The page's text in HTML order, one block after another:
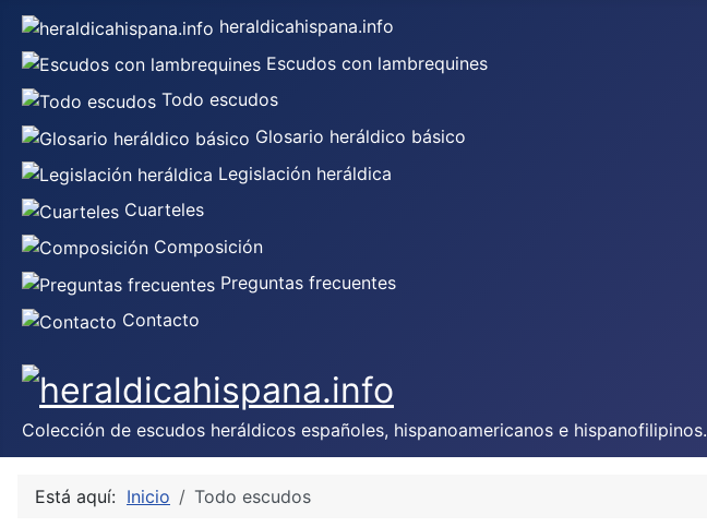
heraldicahispana.info
Escudos con lambrequines
Todo escudos
Glosario heráldico básico
Legislación heráldica
Cuarteles
Composición
Preguntas frecuentes
Contacto
Colección de escudos heráldicos españoles, hispanoamericanos e hispanofilipinos.
Está aquí: Inicio Todo escudos